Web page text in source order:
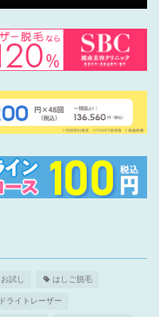
お試し はしご脱毛
ライトレーザー